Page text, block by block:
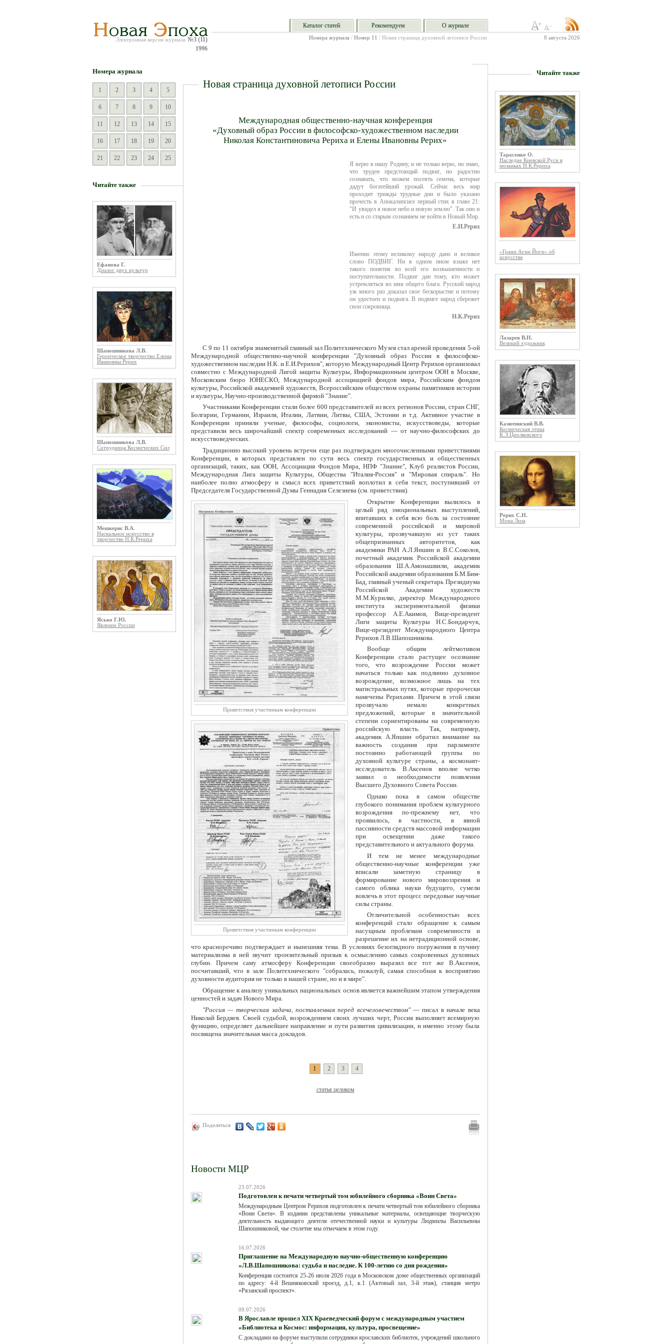
Электронная версия журнала №3 (11)
1996
Каталог статей Рекомендуем О журнале
8 августа 2026
Номера журнала / Номер 11 / Новая страница духовной летописи России
Номера журнала
1 2 3 4 5
6 7 8 9 10
11 12 13 14 15
16 17 18 19 20
21 22 23 24 25
Читайте также
Ефанова Г.
Диалог двух культур
Шапошникова Л.В.
Героическое творчество Елены
Ивановны Рерих
Шапошникова Л.В.
Сотрудница Космических Сил
Мешкерис В.А.
Наскальное искусство в
творчестве Н.К.Рериха
Ясько Г.Ю.
Явление России
Новая страница духовной летописи России
Международная общественно-научная конференция
«Духовный образ России в философско-художественном наследии
Николая Константиновича Рериха и Елены Ивановны Рерих»
Я верю в нашу Родину, и не только верю, но знаю,
что труден предстоящий подвиг, но радостно
сознавать, что можем посеять семена, которые
дадут богатейший урожай. Сейчас весь мир
проходит трижды трудные дни и было указано
прочесть в Апокалипсисе первый стих в главе 21:
"И увидел я новое небо и новую землю". Так оно и
есть и со старым сознанием не войти в Новый Мир.
Е.И.Рерих
Именно этому великому народу дано и великое
слово ПОДВИГ. Ни в одном ином языке нет
такого понятия во всей его возвышенности и
поступательности. Подвиг дан тому, кто может
устремляться во имя общего блага. Русский народ
уж много раз доказал свое бескорыстие и потому
он удостоен и подвига. В подвиге народ сбережет
свои сокровища.
Н.К.Рерих
С 9 по 11 октября знаменитый главный зал Политехнического Музея стал ареной проведения 5-ой
Международной общественно-научной конференции "Духовный образ России в философско-
художественном наследии Н.К. и Е.И.Рерихов", которую Международный Центр Рерихов организовал
совместно с Международной Лигой защиты Культуры, Информационным центром ООН в Москве,
Московским бюро ЮНЕСКО, Международной ассоциацией фондов мира, Российским фондом
культуры, Российской академией художеств, Всероссийским обществом охраны памятников истории
и культуры, Научно-производственной фирмой "Знание".
Участниками Конференции стали более 600 представителей из всех регионов России, стран СНГ,
Болгарии, Германии, Израиля, Италии, Латвии, Литвы, США, Эстонии и т.д. Активное участие в
Конференции приняли ученые, философы, социологи, экономисты, искусствоведы, которые
представили весь широчайший спектр современных исследований — от научно-философских до
искусствоведческих.
Традиционно высокий уровень встречи еще раз подтвержден многочисленными приветствиями
Конференции, в которых представлен по сути весь спектр государственных и общественных
организаций, таких, как ООН, Ассоциация Фондов Мира, НПФ "Знание", Клуб реалистов России,
Международная Лига защиты Культуры, Общества "Италия-Россия" и "Мировая спираль". Но
наиболее полно атмосферу и смысл всех приветствий воплотил в себя текст, поступивший от
Председателя Государственной Думы Геннадия Селезнева (см. приветствия).
Приветствия участникам конференции
Приветствия участникам конференции
Открытие Конференции вылилось в
целый ряд эмоциональных выступлений,
впитавших в себя всю боль за состояние
современной российской и мировой
культуры, прозвучавшую из уст таких
общепризнанных авторитетов, как
академики РАН А.Л.Яншин и В.С.Соколов,
почетный академик Российской академии
образования Ш.А.Амонашвили, академик
Российской академии образования Б.М.Бим-
Бад, главный ученый секретарь Президиума
Российской Академии художеств
М.М.Курилко, директор Международного
института экспериментальной физики
профессор А.Е.Акимов, Вице-президент
Лиги защиты Культуры Н.С.Бондарчук,
Вице-президент Международного Центра
Рерихов Л.В.Шапошникова.
Вообще общим лейтмотивом
Конференции стало растущее осознание
того, что возрождение России может
начаться только как подлинно духовное
возрождение, возможное лишь на тех
магистральных путях, которые пророчески
намечены Рерихами. Причем в этой связи
прозвучало немало конкретных
предложений, которые в значительной
степени сориентированы на современную
российскую власть. Так, например,
академик А.Яншин обратил внимание на
важность создания при парламенте
постоянно работающей группы по
духовной культуре страны, а космонавт-
исследователь В.Аксенов вполне четко
заявил о необходимости появления
Высшего Духовного Совета России.
Однако пока в самом обществе
глубокого понимания проблем культурного
возрождения по-прежнему нет, что
проявилось, в частности, в явной
пассивности средств массовой информации
при освещении даже такого
представительного и актуального форума.
И тем не менее международные
общественно-научные конференции уже
вписали заметную страницу в
формирование нового мировоззрения и
самого облика науки будущего, сумели
вовлечь в этот процесс передовые научные
силы страны.
Отличительной особенностью всех
конференций стало обращение к самым
насущным проблемам современности и
разрешение их на нетрадиционной основе,
что красноречиво подтверждает и нынешняя тема. В условиях безоглядного погружения в пучину
материализма в ней звучит пронзительный призыв к осмыслению самых сокровенных духовных
глубин. Причем саму атмосферу Конференции своеобразно выразил все тот же В.Аксенов,
посчитавший, что в зале Политехнического "собралась, пожалуй, самая способная к восприятию
духовности аудитория не только в нашей стране, но и в мире".
Обращение к анализу уникальных национальных основ является важнейшим этапом утверждения
ценностей и задач Нового Мира.
"Россия — творческая задача, поставленная перед всечеловечеством"— писал в начале века
Николай Бердяев. Своей судьбой, возрождением своих лучших черт, Россия выполняет всемирную
функцию, определяет дальнейшее направление и пути развития цивилизации, и именно этому была
посвящена значительная масса докладов.
1 2 3 4
статья целиком
Поделиться
Новости МЦР
23.07.2026
Подготовлен к печати четвертый том юбилейного сборника «Воин Света»
Международным Центром Рерихов подготовлен к печати четвертый том юбилейного сборника
«Воин Света». В издании представлены уникальные материалы, освещающие творческую
деятельность выдающего деятеля отечественной науки и культуры Людмилы Васильевны
Шапошниковой, чье столетие мы отмечаем в этом году.
16.07.2026
Приглашение на Международную научно-общественную конференцию
«Л.В.Шапошникова: судьба и наследие. К 100-летию со дня рождения»
Конференция состоится 25-26 июля 2026 года в Московском доме общественных организаций
по адресу: 4-й Вешняковский проезд, д.1, к.1 (Актовый зал, 3-й этаж), станция метро
«Рязанский проспект».
09.07.2026
В Ярославле прошел XIX Краеведческий форум с международным участием
«Библиотека и Космос: информация, культура, просвещение»
С докладами на форуме выступили сотрудники ярославских библиотек, учреждений школьного
Читайте также
Тарасенко О.
Наследие Киевской Руси в
мозаиках Н.К.Рериха
«Грани Агни Йоги» об
искусстве
Лазарев В.Н.
Великий художник
Казютинский В.В.
Космическая этика
К.Э.Циолковского
Рерих С.Н.
Мона Лиза